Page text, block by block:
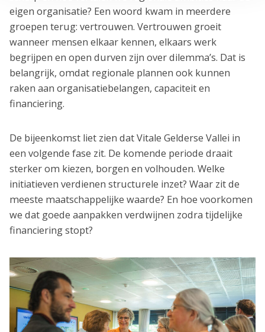
eigen organisatie? Een woord kwam in meerdere
groepen terug: vertrouwen. Vertrouwen groeit
wanneer mensen elkaar kennen, elkaars werk
begrijpen en open durven zijn over dilemma’s. Dat is
belangrijk, omdat regionale plannen ook kunnen
raken aan organisatiebelangen, capaciteit en
financiering.
De bijeenkomst liet zien dat Vitale Gelderse Vallei in
een volgende fase zit. De komende periode draait
sterker om kiezen, borgen en volhouden. Welke
initiatieven verdienen structurele inzet? Waar zit de
meeste maatschappelijke waarde? En hoe voorkomen
we dat goede aanpakken verdwijnen zodra tijdelijke
financiering stopt?